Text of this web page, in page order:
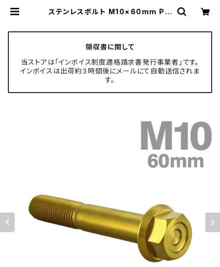
ステンレスボルト M10×60mm P1.
78 | TECH-MASTER ボルト専門
店
領収書に関して
当ストアは「インボイス制度適格請求書発行事業者」です。
インボイスは出荷約３時間後にメールにて自動送信されま
す。